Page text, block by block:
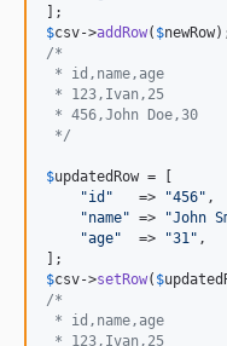
$csv->addRow( $newRow
/*
* id,name,age
* 123,Ivan,25
* 456,John Doe,30
*/
$updatedRow = [
"id "
   =>
"456" ,
"name" => "John
"age"
  =>
"31" ,
$csv->setRow( $
/*
* id,name,age
* 123,Ivan,25